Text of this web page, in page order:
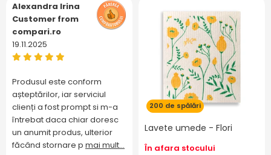
Alexandra Irina
Customer from
compari.ro
19.11.2025
Produsul este conform
așteptărilor, iar serviciul
clienți a fost prompt si m-a
întrebat daca chiar doresc
un anumit produs, ulterior
făcând stornare p mai mult...
200 de spălări
Lavete umede - Flori
În afara stocului